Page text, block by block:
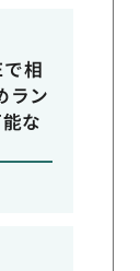
相
ラン
な